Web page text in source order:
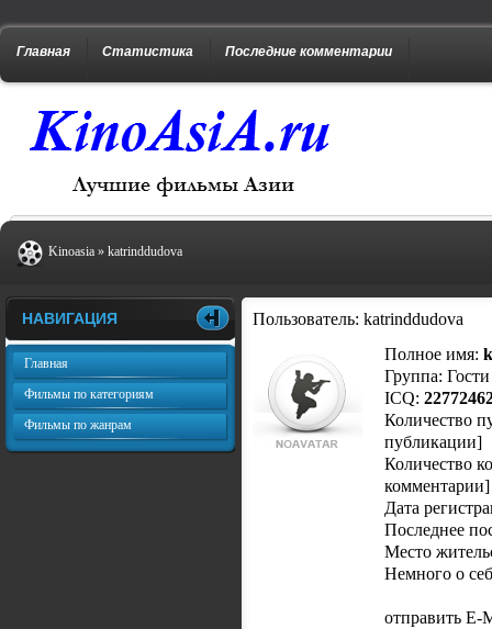
Главная Статистика Последние комментарии
Kinoasia » katrinddudova
Пользователь: katrinddudova
Полное имя:
Группа: Гости
ICQ:
Количество
публикации]
Количество
комментарии]
Дата
Последнее
Место
Немного о
отправить E-
НАВИГАЦИЯ
Главная
Фильмы по категориям
Фильмы по жанрам